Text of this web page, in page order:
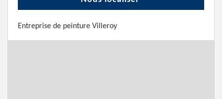
Entreprise de peinture Villeroy